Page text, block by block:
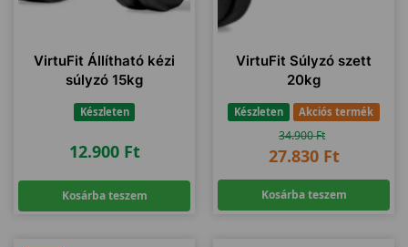
VirtuFit Állítható kézi
súlyzó 15kg
Készleten
12.900 Ft
Kosárba teszem
VirtuFit Súlyzó szett
20kg
Készleten Akciós termék
34.900Ft
27.830 Ft
Kosárba teszem